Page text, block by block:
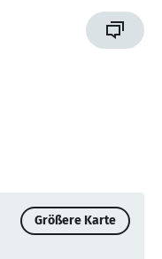
Größere Karte